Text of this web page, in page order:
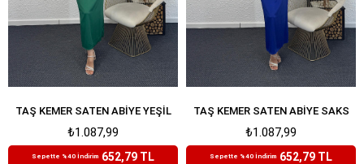
TAŞ KEMER SATEN ABIYE YEŞIL
₺1.087,99
Sepette %40 İndirim 652,79 TL
TAŞ KEMER SATEN ABIYE SAKS
₺1.087,99
Sepette %40 İndirim 652,79 TL